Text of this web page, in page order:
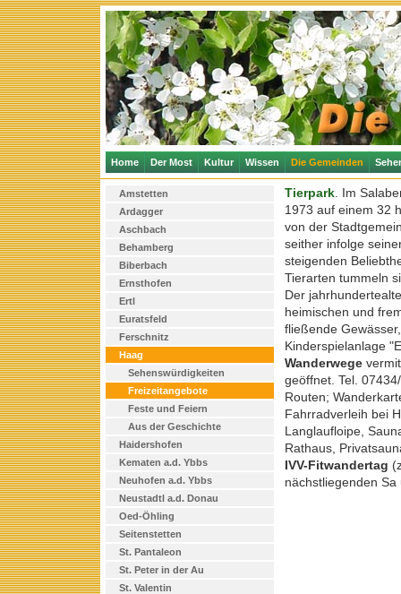
Home Der Most Kultur Wissen Die Gemeinden
Amstetten
Ardagger
Aschbach
Behamberg
Biberbach
Ernsthofen
Ertl
Euratsfeld
Ferschnitz
Haag
Sehenswürdigkeiten
Freizeitangebote
Feste und Feiern
Aus der Geschichte
Haidershofen
Kematen a.d. Ybbs
Neuhofen a.d. Ybbs
Neustadtl a.d. Donau
Oed-Öhling
Seitenstetten
St. Pantaleon
St. Peter in der Au
St. Valentin
Tierpark . Im
1973 auf einem 32
von der
seither infolge
steigenden
Tierarten tummeln
Der
heimischen und
fließende
Kinderspielanlage
Wanderwege
geöffnet. Tel.
Routen;
Fahrradverleih bei
Langlaufloipe,
Rathaus,
IVV-Fitwandertag
nächstliegenden